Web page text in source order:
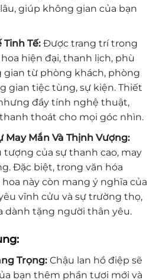
giúp không gian của bạn
Tinh Tế:Được trang trí trong
hiện đại, thanh lịch, phù
gian từ phòng khách, phòng
gian tiệc tùng, sự kiện. Thiết
đầy tính nghệ thuật,
thoát cho mọi góc nhìn.
May Mắn Và Thịnh Vượng:
tượng của sự thanh cao, may
Đặc biệt, trong văn hóa
này còn mang ý nghĩa của
vĩnh cửu và sự trường thọ,
dành tặng người thân yêu.
Trọng:Chậu lan hồ điệp sẽ
bạn thêm phần tươi mới và